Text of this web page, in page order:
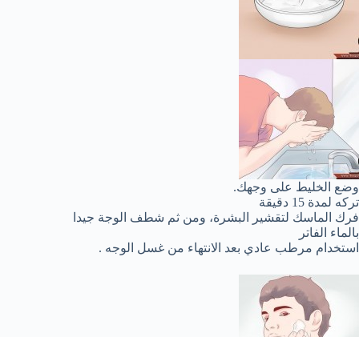
وضع الخليط على وجهك.
تركه لمدة 15 دقيقة
فرك الماسك لتقشير البشرة، ومن ثم شطف الوجة جيدا
بالماء الفاتر
استخدام مرطب عادي بعد الانتهاء من غسل الوجه .